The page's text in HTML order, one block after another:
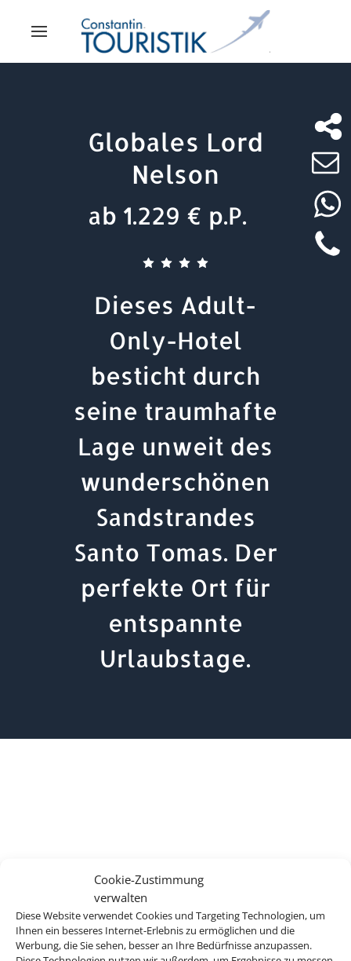
Cookie-Zustimmung
verwalten
Diese Website verwendet Cookies und Targeting Technologien, um
Ihnen ein besseres Internet-Erlebnis zu ermöglichen und die
Werbung, die Sie sehen, besser an Ihre Bedürfnisse anzupassen.
Globales Lord
Nelson
ab 1.229 € p.P.
Dieses Adult-
Only-Hotel
besticht durch
seine traumhafte
Lage unweit des
wunderschönen
Sandstrandes
Santo Tomas. Der
perfekte Ort für
entspannte
Urlaubstage.